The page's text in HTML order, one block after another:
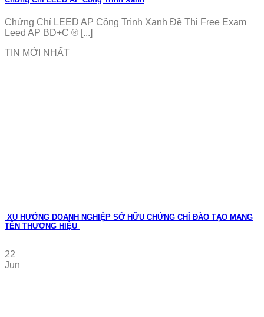
Chứng Chỉ LEED AP Công Trình Xanh Đề Thi Free Exam
Leed AP BD+C ® [...]
TIN MỚI NHẤT
XU HƯỚNG DOANH NGHIỆP SỞ HỮU CHỨNG CHỈ ĐÀO TẠO MANG
TÊN THƯƠNG HIỆU
22
Jun